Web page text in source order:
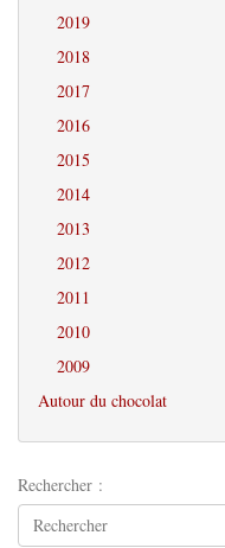
2019
2018
2017
2016
2015
2014
2013
2012
2011
2010
2009
Autour du chocolat
Rechercher :